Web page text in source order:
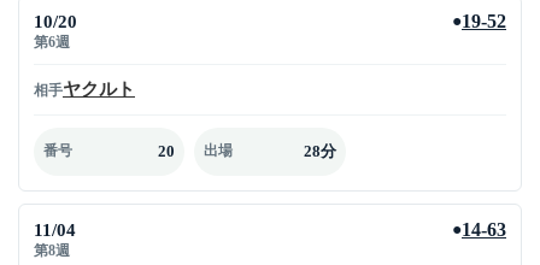
10/20
第6週
●19-52
相手ヤクルト
番号 20 出場 28分
11/04
第8週
●14-63